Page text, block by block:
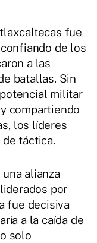
fue
de los
a las
batallas. Sin
militar
compartiendo
los líderes
táctica.
alianza
por
fue decisiva
a la caída de
solo